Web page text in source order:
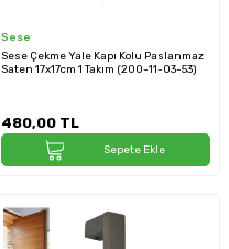
Sese
Sese Çekme Yale Kapı Kolu Paslanmaz
Saten 17x17cm 1 Takım (200-11-03-53)
480,00 TL
Sepete Ekle